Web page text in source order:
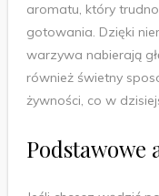
aromatu, który
gotowania. Dzięki
warzywa nabierają
również świetny
żywności, co w
Podstawowe